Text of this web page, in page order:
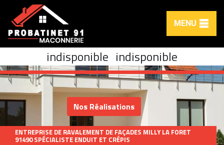
MENU
indisponible indisponible
Nos Réalisations
ENTREPRISE DE RAVALEMENT DE FAÇADES MILLY LA FORET
91490 SPÉCIALISTE ENDUIT ET CRÉPIS